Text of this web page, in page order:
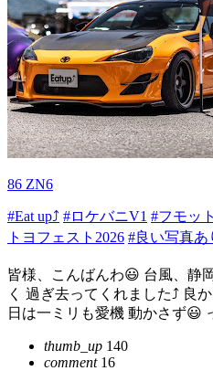
86 ZN6
#Eat up⤴️ #ロケバニV1 #フモッ
トヨフェスト2026 #良い写真
皆様、こんばんわ😃 台風、静
く 過ぎ去ってくれました⤴️ 良
日は一ミリも愛機 動かさず😃
thumb_up 140
comment16